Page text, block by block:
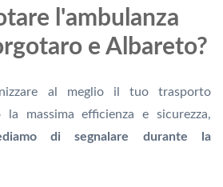
l'ambulanza
e Albareto?
al meglio il tuo trasporto
la massima efficienza e sicurezza,
di segnalare durante la